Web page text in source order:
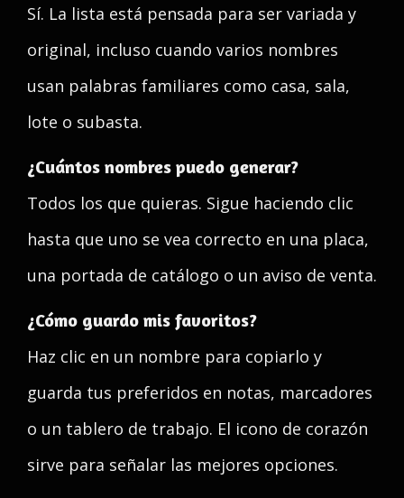
Sí. La lista está pensada para ser variada y
original, incluso cuando varios nombres
usan palabras familiares como casa, sala,
lote o subasta.
¿Cuántos nombres puedo generar?
Todos los que quieras. Sigue haciendo clic
hasta que uno se vea correcto en una placa,
una portada de catálogo o un aviso de venta.
¿Cómo guardo mis favoritos?
Haz clic en un nombre para copiarlo y
guarda tus preferidos en notas, marcadores
o un tablero de trabajo. El icono de corazón
sirve para señalar las mejores opciones.